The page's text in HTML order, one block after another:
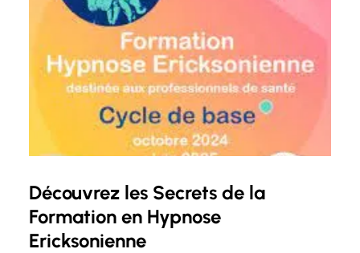
Découvrez les Secrets de la
Formation en Hypnose
Ericksonienne